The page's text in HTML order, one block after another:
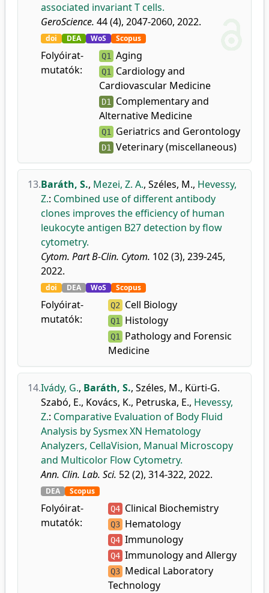
associated invariant T cells.
GeroScience. 44 (4), 2047-2060, 2022.
doi DEA WoS Scopus
Folyóirat-
mutatók:
Q1 Aging
Q1
Cardiology and
Cardiovascular Medicine
D1
Complementary and
Alternative Medicine
Q1 Geriatrics and Gerontology
D1 Veterinary (miscellaneous)
13.Baráth, S., Mezei, Z. A., Széles, M., Hevessy,
Z.: Combined use of different antibody
clones improves the efficiency of human
leukocyte antigen B27 detection by flow
cytometry.
Cytom. Part B-Clin. Cytom. 102 (3), 239-245,
2022.
doi DEA WoS Scopus
Folyóirat-
mutatók:
Q2 Cell Biology
Q1 Histology
Q1 Pathology and Forensic
Medicine
14.Ivády, G., Baráth, S., Széles, M., Kürti-G.
Szabó, E., Kovács, K., Petruska, E., Hevessy,
Z.: Comparative Evaluation of Body Fluid
Analysis by Sysmex XN Hematology
Analyzers, CellaVision, Manual Microscopy
and Multicolor Flow Cytometry.
Ann. Clin. Lab. Sci. 52 (2), 314-322, 2022.
DEA Scopus
Folyóirat-
mutatók:
Q4 Clinical Biochemistry
Q3 Hematology
Q4 Immunology
Q4 Immunology and Allergy
Q3 Medical Laboratory
Technology